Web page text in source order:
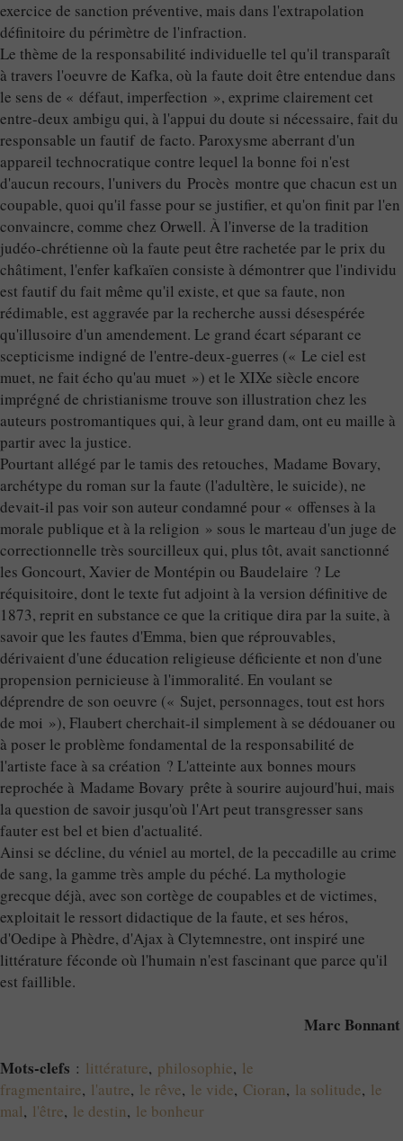
exercice de sanction préventive, mais dans l'extrapolation
définitoire du périmètre de l'infraction.
Le thème de la responsabilité individuelle tel qu'il transparaît
à travers l'oeuvre de Kafka, où la faute doit être entendue dans
le sens de « défaut, imperfection », exprime clairement cet
entre-deux ambigu qui, à l'appui du doute si nécessaire, fait du
responsable un fautif de facto. Paroxysme aberrant d'un
appareil technocratique contre lequel la bonne foi n'est
d'aucun recours, l'univers du Procès montre que chacun est un
coupable, quoi qu'il fasse pour se justifier, et qu'on finit par l'en
convaincre, comme chez Orwell. À l'inverse de la tradition
judéo-chrétienne où la faute peut être rachetée par le prix du
châtiment, l'enfer kafkaïen consiste à démontrer que l'individu
est fautif du fait même qu'il existe, et que sa faute, non
rédimable, est aggravée par la recherche aussi désespérée
qu'illusoire d'un amendement. Le grand écart séparant ce
scepticisme indigné de l'entre-deux-guerres (« Le ciel est
muet, ne fait écho qu'au muet ») et le XIXe siècle encore
imprégné de christianisme trouve son illustration chez les
auteurs postromantiques qui, à leur grand dam, ont eu maille à
partir avec la justice.
Pourtant allégé par le tamis des retouches, Madame Bovary,
archétype du roman sur la faute (l'adultère, le suicide), ne
devait-il pas voir son auteur condamné pour « offenses à la
morale publique et à la religion » sous le marteau d'un juge de
correctionnelle très sourcilleux qui, plus tôt, avait sanctionné
les Goncourt, Xavier de Montépin ou Baudelaire ? Le
réquisitoire, dont le texte fut adjoint à la version définitive de
1873, reprit en substance ce que la critique dira par la suite, à
savoir que les fautes d'Emma, bien que réprouvables,
dérivaient d'une éducation religieuse déficiente et non d'une
propension pernicieuse à l'immoralité. En voulant se
déprendre de son oeuvre (« Sujet, personnages, tout est hors
de moi »), Flaubert cherchait-il simplement à se dédouaner ou
à poser le problème fondamental de la responsabilité de
l'artiste face à sa création ? L'atteinte aux bonnes mours
reprochée à Madame Bovary prête à sourire aujourd'hui, mais
la question de savoir jusqu'où l'Art peut transgresser sans
fauter est bel et bien d'actualité.
Ainsi se décline, du véniel au mortel, de la peccadille au crime
de sang, la gamme très ample du péché. La mythologie
grecque déjà, avec son cortège de coupables et de victimes,
exploitait le ressort didactique de la faute, et ses héros,
d'Oedipe à Phèdre, d'Ajax à Clytemnestre, ont inspiré une
littérature féconde où l'humain n'est fascinant que parce qu'il
est faillible.
Marc Bonnant
Mots-clefs : littérature, philosophie, le
fragmentaire, l'autre, le rêve, le vide, Cioran, la solitude, le
mal, l'être, le destin, le bonheur